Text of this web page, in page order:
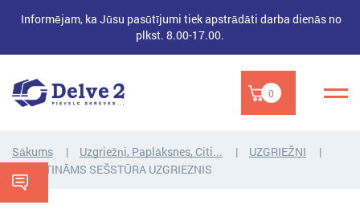
Informējam, ka Jūsu pasūtījumi tiek apstrādāti darba dienās no
plkst. 8.00-17.00.
0
Sākums Uzgriežņi, Paplāksnes, Citi...
UZGRIEŽŅI
PIEMETINĀMS SEŠSTŪRA UZGRIEZNIS